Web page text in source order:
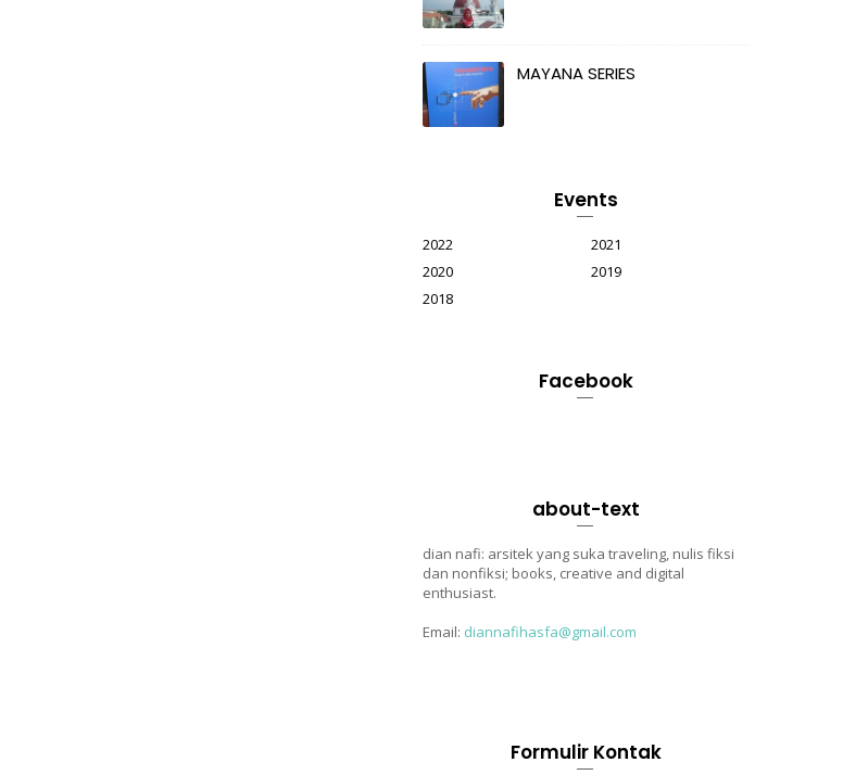
MAYANA SERIES
Events
2022
2021
2020
2019
2018
Facebook
about-text
dian nafi: arsitek yang suka traveling, nulis fiksi
dan nonfiksi; books, creative and digital
enthusiast.
Email: diannafihasfa@gmail.com
Formulir Kontak